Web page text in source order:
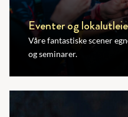
Eventer og lokalutleie
Våre fantastiske scener
og seminarer.